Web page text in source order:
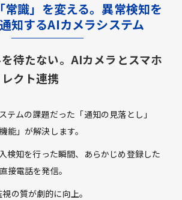
識」を変える。異常検知を
通知するAIカメラシステム
待たない。AIカメラとスマホ
クト連携
テムの課題だった「通知の見落とし」
能」が解決します。
検知を行った瞬間、あらかじめ登録した
接電話を発信。
の質が劇的に向上。